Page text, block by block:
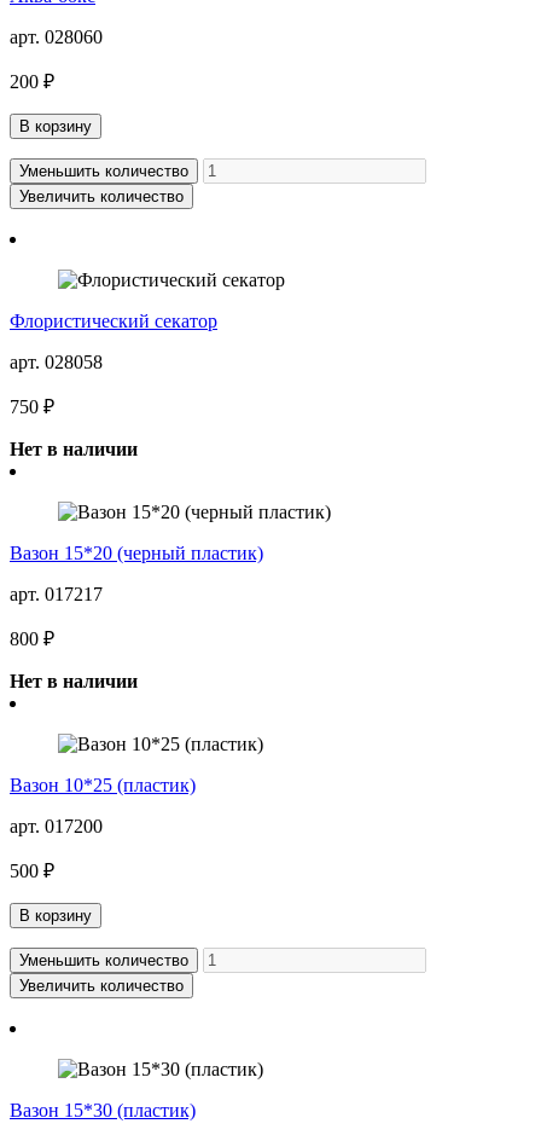
арт. 028060
200 ₽
В корзину
Уменьшить количество
Увеличить количество
Флористический секатор
арт. 028058
750 ₽
Нет в наличии
Вазон 15*20 (черный пластик)
арт. 017217
800 ₽
Нет в наличии
Вазон 10*25 (пластик)
арт. 017200
500 ₽
В корзину
Уменьшить количество
Увеличить количество
Вазон 15*30 (пластик)